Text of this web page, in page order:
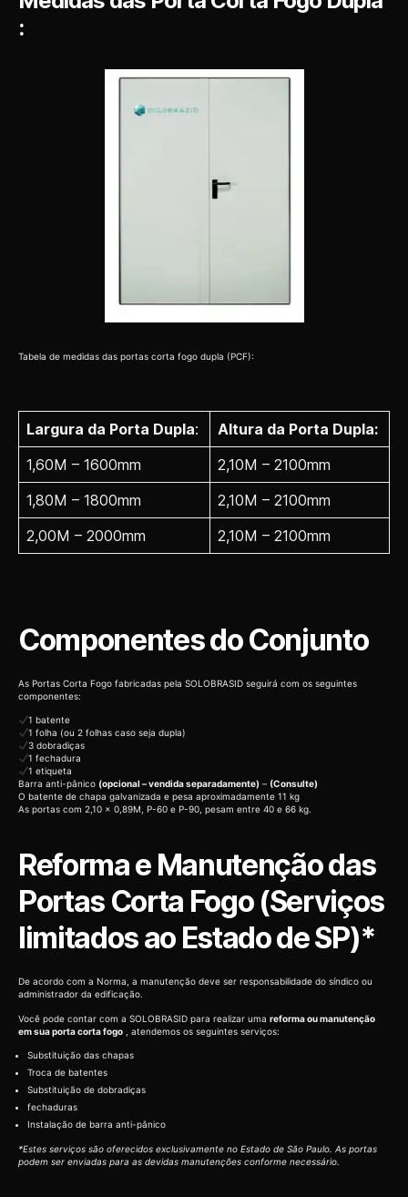
:
Tabela de medidas das portas corta fogo dupla (PCF):
Largura da Porta Dupla:
Altura da Porta Dupla:
1,60M – 1600mm
2,10M – 2100mm
1,80M – 1800mm
2,10M – 2100mm
2,00M – 2000mm
2,10M – 2100mm
Componentes do Conjunto
As Portas Corta Fogo fabricadas pela SOLOBRASID seguirá com os seguintes
componentes:
1 batente
1 folha (ou 2 folhas caso seja dupla)
3 dobradiças
1 fechadura
1 etiqueta
Barra anti-pânico (opcional – vendida separadamente) – (Consulte)
O batente de chapa galvanizada e pesa aproximadamente 11 kg
As portas com 2,10 x 0,89M, P-60 e P-90, pesam entre 40 e 66 kg.
Reforma e Manutenção das
Portas Corta Fogo (Serviços
limitados ao Estado de SP)*
De acordo com a Norma, a manutenção deve ser responsabilidade do síndico ou
administrador da edificação.
Você pode contar com a SOLOBRASID para realizar uma reforma ou manutenção
em sua porta corta fogo , atendemos os seguintes serviços:
Substituição das chapas
Troca de batentes
Substituição de dobradiças
fechaduras
Instalação de barra anti-pânico
*Estes serviços são oferecidos exclusivamente no Estado de São Paulo. As portas
podem ser enviadas para as devidas manutenções conforme necessário.